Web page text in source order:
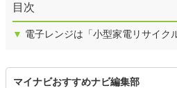
目次
▼ 電子レンジは「小型家電リサイク
マイナビおすすめナビ編集部